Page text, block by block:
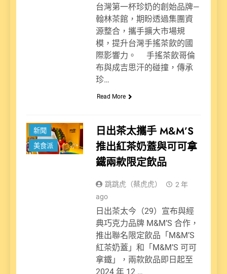
台灣第一杯珍奶的創始品牌—
翰林茶館，期盼透過集團資
源整合，攜手擴大市場規
模，提升台灣手搖茶飲的國
際影響力。 手搖茶飲哥倫
布與成吉思汗的碰撞，傳承
珍…
Read More
新聞
美食派
日出茶太攜手 M&M’S
推出紅茶奶蓋與可可拿
鐵兩款限定飲品
跳跳虎（蔡虎虎）
2 年
ago
日出茶太今（29）宣布與經
典巧克力品牌 M&M’S 合作，
推出聯名限定飲品「M&M’S
紅茶奶蓋」和「M&M’S 可可
拿鐵」，兩款飲品即日起至
2024 年 12 …